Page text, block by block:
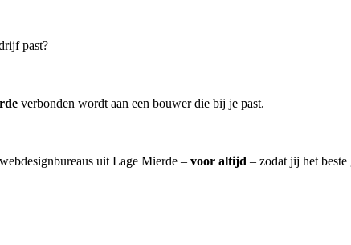
past?
verbonden wordt aan een bouwer die bij je past.
uit Lage Mierde – voor altijd – zodat jij het